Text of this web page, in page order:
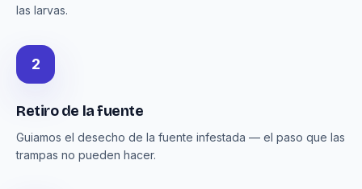
las larvas.
2
Retiro de la fuente
Guiamos el desecho de la fuente infestada — el paso que las
trampas no pueden hacer.